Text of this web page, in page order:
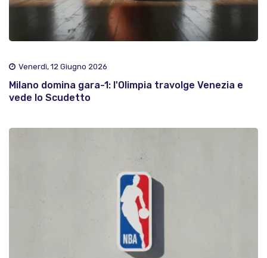
Venerdì, 12 Giugno 2026
Milano domina gara-1: l'Olimpia travolge Venezia e
vede lo Scudetto